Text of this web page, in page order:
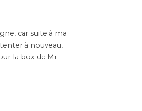
car suite à ma
à nouveau,
la box de Mr